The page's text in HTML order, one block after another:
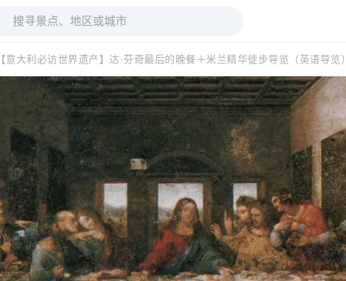
【意大利必访世界遗产】达·芬奇最后的晚餐＋米兰精华徒步导览（英语导览）